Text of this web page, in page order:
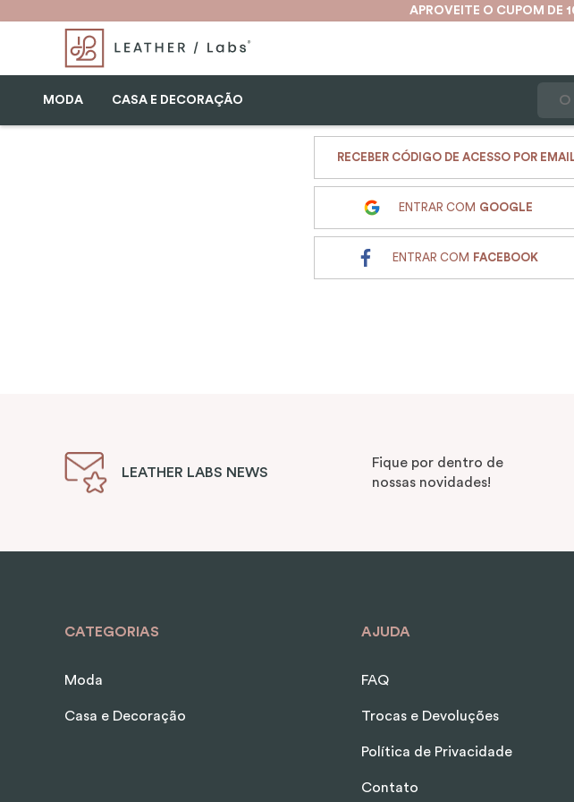
APROVEITE O CUPOM DE
MODA CASA E DECORAÇÃO
RECEBER CÓDIGO DE ACESSO POR
ENTRAR COM GOOGLE
ENTRAR COM FACEBOOK
LEATHER LABS NEWS
Fique por dentro de
nossas novidades!
CATEGORIAS
Moda
Casa e Decoração
AJUDA
FAQ
Trocas e Devoluções
Política de Privacidade
Contato
1º
karina
2º
mochila
4º
cinto
5º
bolsa